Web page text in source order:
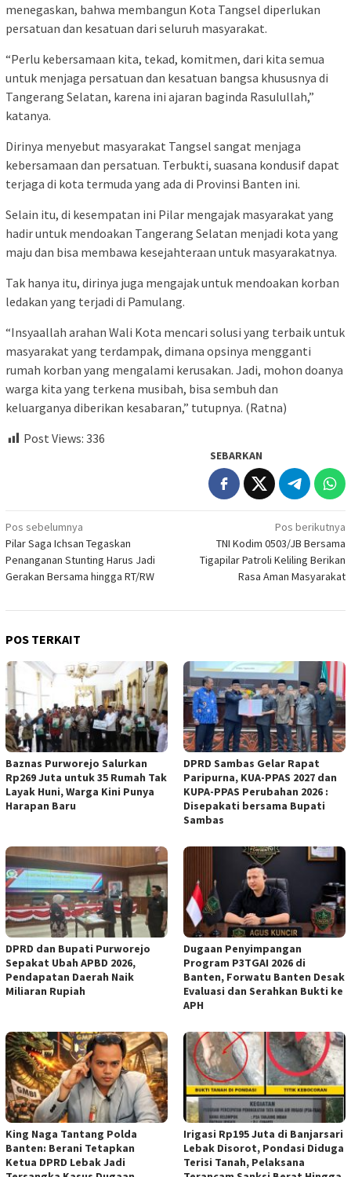
menegaskan, bahwa membangun Kota Tangsel diperlukan
persatuan dan kesatuan dari seluruh masyarakat.
“Perlu kebersamaan kita, tekad, komitmen, dari kita semua
untuk menjaga persatuan dan kesatuan bangsa khususnya di
Tangerang Selatan, karena ini ajaran baginda Rasulullah,”
katanya.
Dirinya menyebut masyarakat Tangsel sangat menjaga
kebersamaan dan persatuan. Terbukti, suasana kondusif dapat
terjaga di kota termuda yang ada di Provinsi Banten ini.
Selain itu, di kesempatan ini Pilar mengajak masyarakat yang
hadir untuk mendoakan Tangerang Selatan menjadi kota yang
maju dan bisa membawa kesejahteraan untuk masyarakatnya.
Tak hanya itu, dirinya juga mengajak untuk mendoakan korban
ledakan yang terjadi di Pamulang.
“Insyaallah arahan Wali Kota mencari solusi yang terbaik untuk
masyarakat yang terdampak, dimana opsinya mengganti
rumah korban yang mengalami kerusakan. Jadi, mohon doanya
warga kita yang terkena musibah, bisa sembuh dan
keluarganya diberikan kesabaran,” tutupnya. (Ratna)
Post Views: 336
SEBARKAN
Navigasi
pos
Pos sebelumnya
Pilar Saga Ichsan Tegaskan
Penanganan Stunting Harus Jadi
Gerakan Bersama hingga RT/RW
Pos berikutnya
TNI Kodim 0503/JB Bersama
Tigapilar Patroli Keliling Berikan
Rasa Aman Masyarakat
POS TERKAIT
Baznas Purworejo Salurkan
Rp269 Juta untuk 35 Rumah Tak
Layak Huni, Warga Kini Punya
Harapan Baru ‎
DPRD Sambas Gelar Rapat
Paripurna, KUA-PPAS 2027 dan
KUPA-PPAS Perubahan 2026 :
Disepakati bersama Bupati
Sambas
DPRD dan Bupati Purworejo
Sepakat Ubah APBD 2026,
Pendapatan Daerah Naik
Miliaran Rupiah ‎
Dugaan Penyimpangan
Program P3TGAI 2026 di
Banten, Forwatu Banten Desak
Evaluasi dan Serahkan Bukti ke
APH
‎King Naga Tantang Polda
Banten: Berani Tetapkan
Ketua DPRD Lebak Jadi
Irigasi Rp195 Juta di Banjarsari
Lebak Disorot, Pondasi Diduga
Terisi Tanah, Pelaksana